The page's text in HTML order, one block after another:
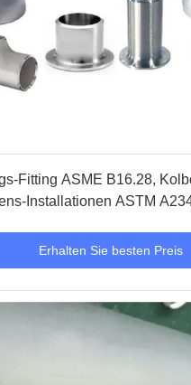
Fitting ASME B16.28,
Installationen ASTM
Erhalten Sie besten Preis